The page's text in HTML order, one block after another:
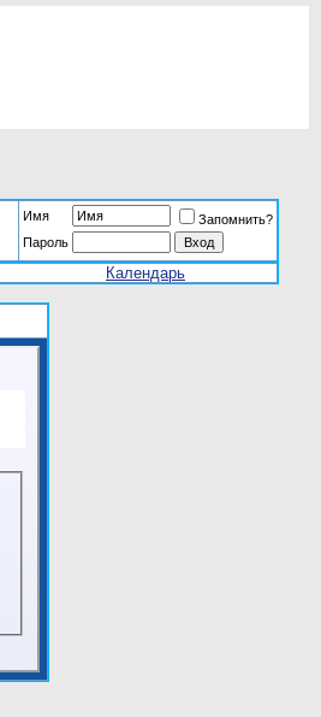
Имя
Запомнить?
Пароль
Календарь